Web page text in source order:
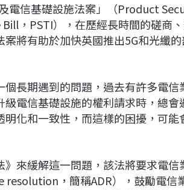
電信基礎設施法案」（Product
，PSTI），在歷經長時間的磋商、
將有助於加快英國推出5G和光纖
長期遇到的問題，過去有許多電信
電信基礎設施的權利請求時，總會
化和一致性，而這樣的困擾，可能
來緩解這一問題，該法將要求電
，簡稱ADR），鼓勵電信